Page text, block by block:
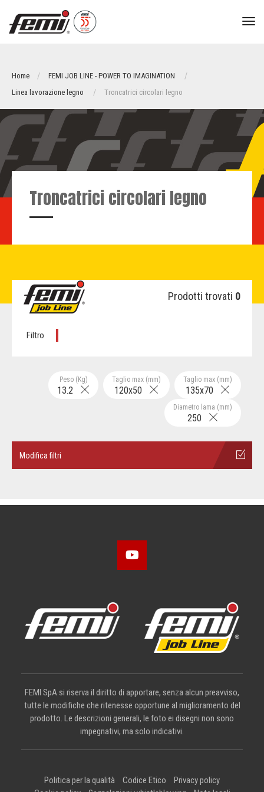
Home
FEMI JOB LINE - POWER TO IMAGINATION
Linea lavorazione legno
Troncatrici circolari legno
Troncatrici circolari legno
Prodotti trovati 0
Filtro
Taglio max (mm)
135x70
Taglio max (mm)
120x50
Peso (Kg)
13.2
Diametro lama (mm)
250
Modifica filtri
FEMI SpA si riserva il diritto di apportare, senza alcun preavviso,
tutte le modifiche che ritenesse opportune al miglioramento del
prodotto. Le descrizioni generali, le foto ei disegni non sono
impegnativi, ma solo indicativi.
Politica per la qualità Codice Etico
Privacy policy